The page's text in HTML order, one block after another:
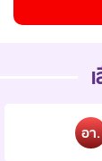
อา.